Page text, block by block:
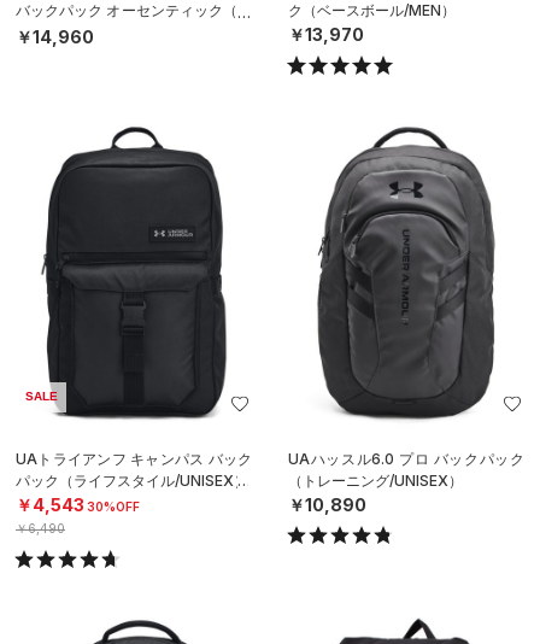
バックパック オーセンティック（ベ
ースボール/MEN）
￥14,960
ク（ベースボール/MEN）
￥13,970
SALE
UAトライアンフ キャンパス バック
パック（ライフスタイル/UNISEX）
￥4,543 30%OFF
￥6,490
UAハッスル6.0 プロ バックパック
（トレーニング/UNISEX）
￥10,890